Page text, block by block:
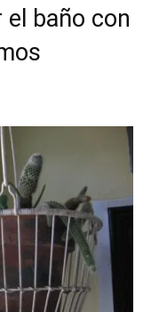
el baño con